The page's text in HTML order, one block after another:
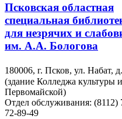
Псковская областная
специальная
для незрячих и
им. А.А. Бологова
180006, г. Псков, ул. Набат,
(здание Колледжа культуры
Первомайской)
Отдел обслуживания: (8112)
72-89-49